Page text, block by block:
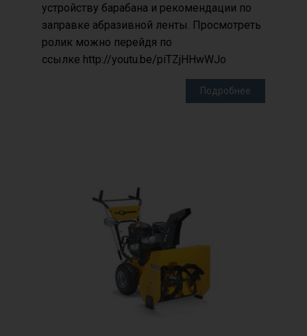
устройству барабана и рекомендации по
заправке абразивной ленты. Просмотреть
ролик можно перейдя по
ссылке http://youtu.be/piTZjHHwWJo
Подробнее